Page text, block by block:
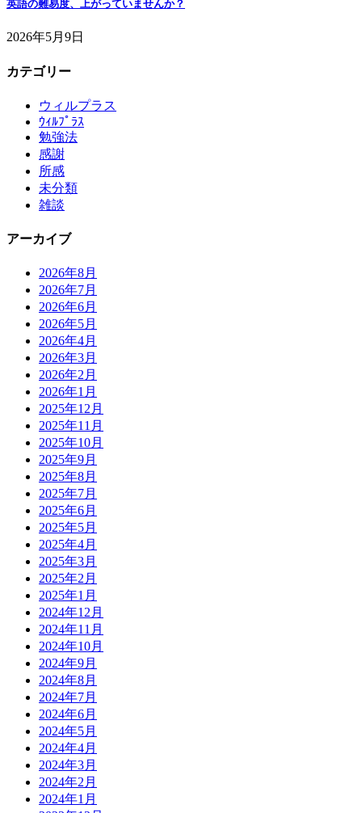
英語の難易度、上がっていませんか？
2026年5月9日
カテゴリー
ウィルプラス
ｳｨﾙﾌﾟﾗｽ
勉強法
感謝
所感
未分類
雑談
アーカイブ
2026年8月
2026年7月
2026年6月
2026年5月
2026年4月
2026年3月
2026年2月
2026年1月
2025年12月
2025年11月
2025年10月
2025年9月
2025年8月
2025年7月
2025年6月
2025年5月
2025年4月
2025年3月
2025年2月
2025年1月
2024年12月
2024年11月
2024年10月
2024年9月
2024年8月
2024年7月
2024年6月
2024年5月
2024年4月
2024年3月
2024年2月
2024年1月